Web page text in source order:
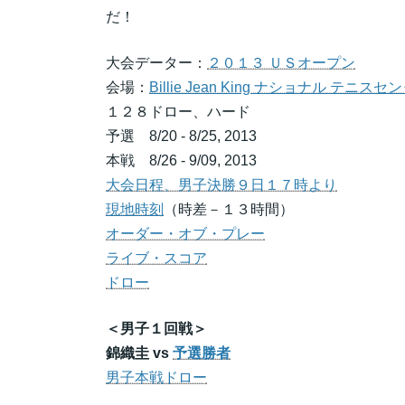
だ！
大会データー：
２０１３ ＵＳオープン
会場： Billie Jean King ナショナル テニスセ
１２８ドロー、ハード
予選 8/20 - 8/25, 2013
本戦 8/26 - 9/09, 2013
大会日程、男子決勝９日１７時より
現地時刻
（時差－１３時間）
オーダー・オブ・プレー
ライブ・スコア
ドロー
＜男子１回戦＞
錦織圭 vs 予選勝者
男子本戦ドロー